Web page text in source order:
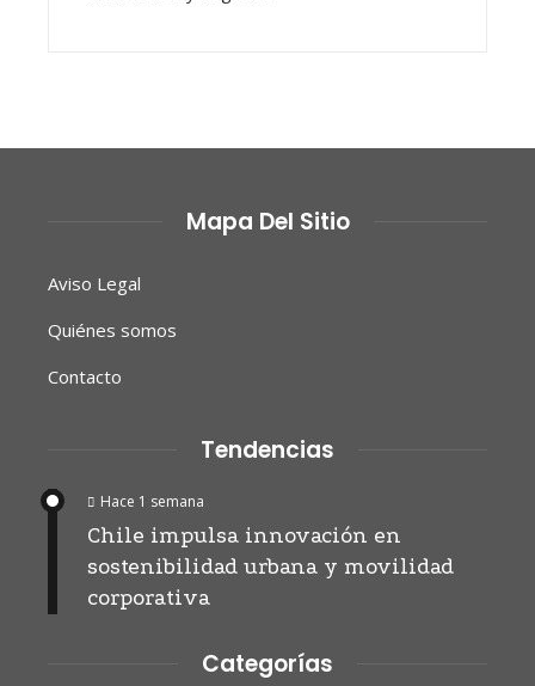
Mapa Del Sitio
Aviso Legal
Quiénes somos
Contacto
Tendencias
Hace 1 semana
Chile impulsa innovación en
sostenibilidad urbana y movilidad
corporativa
Categorías